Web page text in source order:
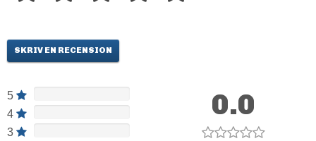
SKRIV EN RECENSION
5
4
3
0.0